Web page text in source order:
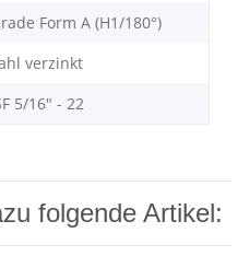
Form A (H1/180°)
verzinkt
5/16" - 22
folgende Artikel: